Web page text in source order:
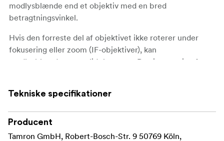
modlysblænde end et objektiv med en bred
betragtningsvinkel.
Hvis den forreste del af objektivet ikke roterer under
fokusering eller zoom (IF-objektiver), kan
modlysblænden være lidt længere. Da vignettering først
denne konstruktion, som bruges til mange Tamron-
objektiver, er den forbedrede beskyttelse mod spredt lys
ved længere brændvidder.
Tekniske specifikationer
Producent
Tamron GmbH, Robert-Bosch-Str. 9 50769 Köln,